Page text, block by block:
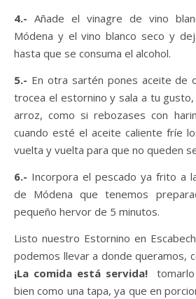
4.- Añade el vinagre de vino
Módena y el vino blanco seco y
hasta que se consuma el alcohol.
5.- En otra sartén pones aceite de
trocea el estornino y sala a tu
arroz, como si rebozases con
cuando esté el aceite caliente fríe
vuelta y vuelta para que no queden
6.- Incorpora el pescado ya frito a
de Módena que tenemos
pequeño hervor de 5 minutos.
Listo nuestro Estornino en
podemos llevar a donde queramos,
¡La comida está servida!
bien como una tapa, ya que en